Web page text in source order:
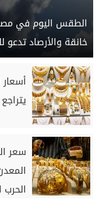
الطقس اليوم في
خانقة والأرصاد تدعو
سعر
الحرب